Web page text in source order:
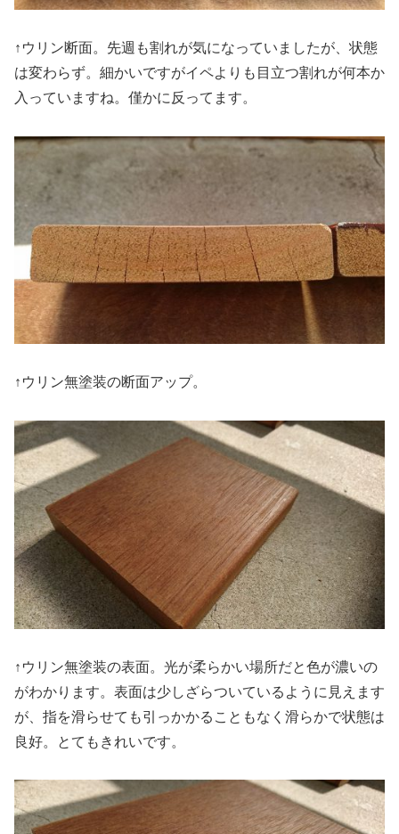
↑ウリン断面。先週も割れが気になっていましたが、状態
は変わらず。細かいですがイペよりも目立つ割れが何本か
入っていますね。僅かに反ってます。
↑ウリン無塗装の断面アップ。
↑ウリン無塗装の表面。光が柔らかい場所だと色が濃いの
がわかります。表面は少しざらついているように見えます
が、指を滑らせても引っかかることもなく滑らかで状態は
良好。とてもきれいです。